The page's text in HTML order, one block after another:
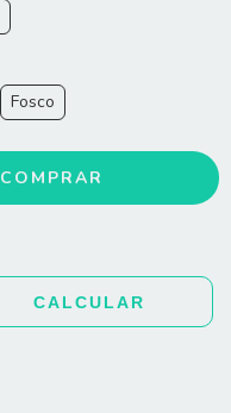
Fosco
CALCULAR